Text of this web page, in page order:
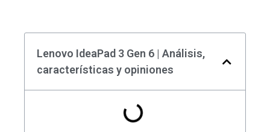
Lenovo IdeaPad 3 Gen 6 | Análisis,
características y opiniones